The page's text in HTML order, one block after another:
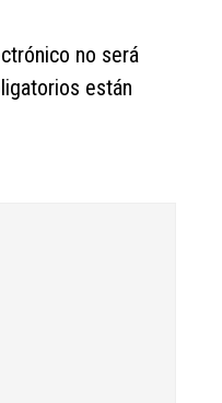
no será
están